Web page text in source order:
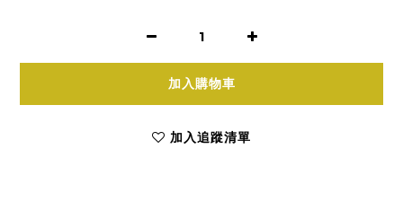
加入購物車
加入追蹤清單